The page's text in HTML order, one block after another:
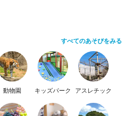
すべてのあそびをみる
動物園 キッズパーク アスレチック